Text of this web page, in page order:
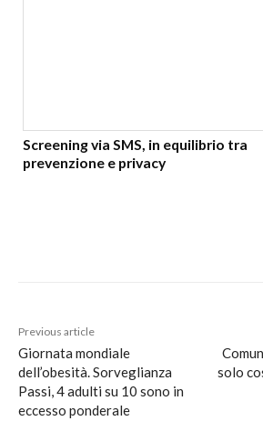
Screening via SMS, in equilibrio tra
prevenzione e privacy
Previous article
Giornata mondiale
dell’obesità. Sorveglianza
Passi, 4 adulti su 10 sono in
eccesso ponderale
solo